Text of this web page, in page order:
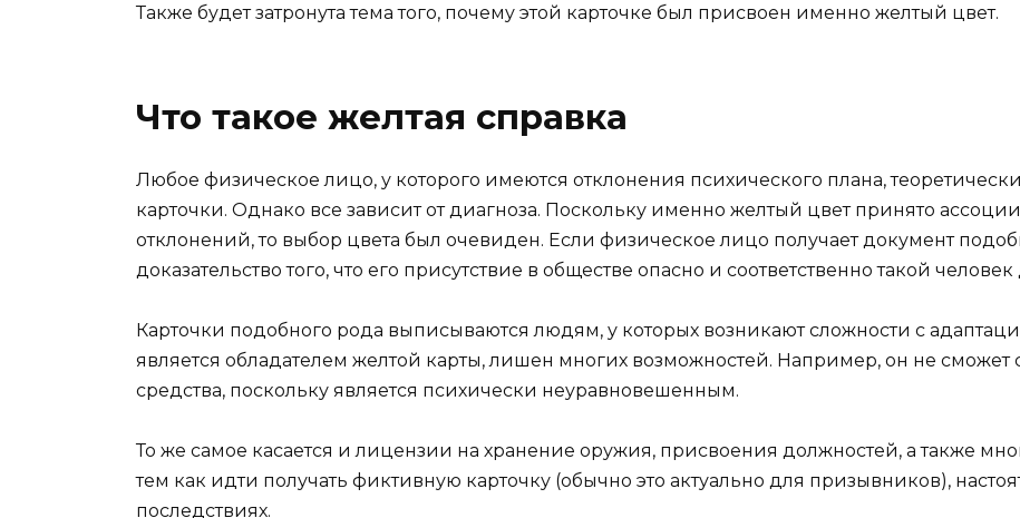
Также будет затронута тема того, почему этой карточке был присвоен именно желтый цвет.
Что такое желтая справка
Любое физическое лицо, у которого имеются отклонения психического плана,
карточки. Однако все зависит от диагноза. Поскольку именно желтый цвет принято
отклонений, то выбор цвета был очевиден. Если физическое лицо получает документ
доказательство того, что его присутствие в обществе опасно и соответственно такой
Карточки подобного рода выписываются людям, у которых возникают сложности с
является обладателем желтой карты, лишен многих возможностей. Например, он не сможет
средства, поскольку является психически неуравновешенным.
То же самое касается и лицензии на хранение оружия, присвоения должностей, а также
тем как идти получать фиктивную карточку (обычно это актуально для призывников),
последствиях.